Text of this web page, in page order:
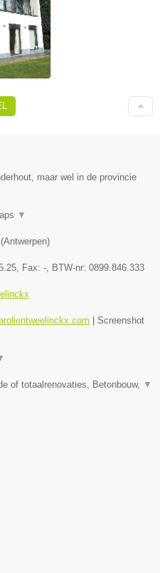
maar wel in de provincie
▼
(Antwerpen)
, Fax: - , BTW-nr: 0899.846.333
| Screenshot
of totaalrenovaties, Betonbouw, ▼